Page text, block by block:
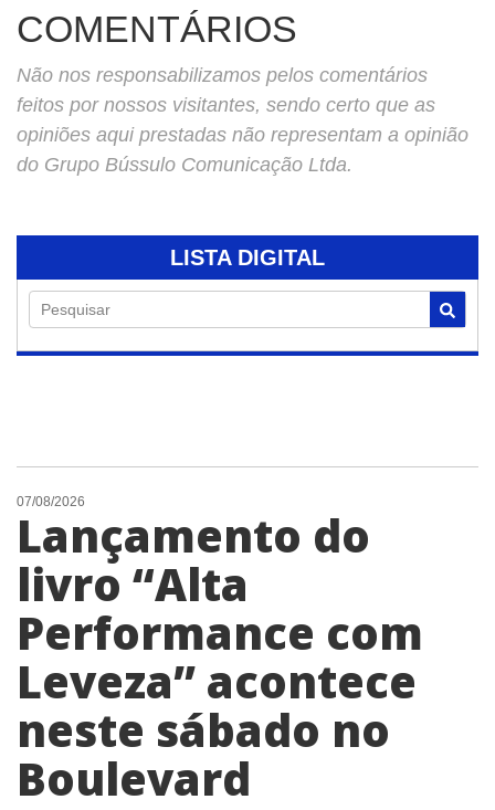
COMENTÁRIOS
Não nos responsabilizamos pelos comentários
feitos por nossos visitantes, sendo certo que as
opiniões aqui prestadas não representam a opinião
do Grupo Bússulo Comunicação Ltda.
LISTA DIGITAL
Pesquisar
07/08/2026
Lançamento do
livro “Alta
Performance com
Leveza” acontece
neste sábado no
Boulevard